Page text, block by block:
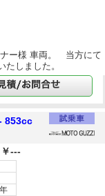
ー様 車両。 当方にて
たしました。
853cc
￥---